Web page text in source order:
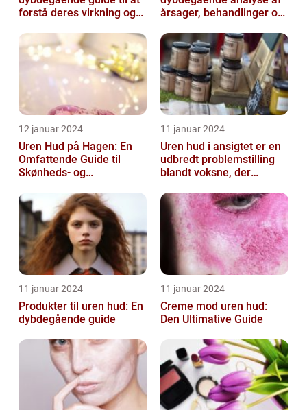
forstå deres virkning og
årsager, behandlinger og
12 januar 2024
Uren Hud på Hagen: En
Omfattende Guide til
Skønheds- og
11 januar 2024
Uren hud i ansigtet er en
udbredt problemstilling
blandt voksne, der
kvinder...
11 januar 2024
Produkter til uren hud: En
dybdegående guide
11 januar 2024
Creme mod uren hud:
Den Ultimative Guide